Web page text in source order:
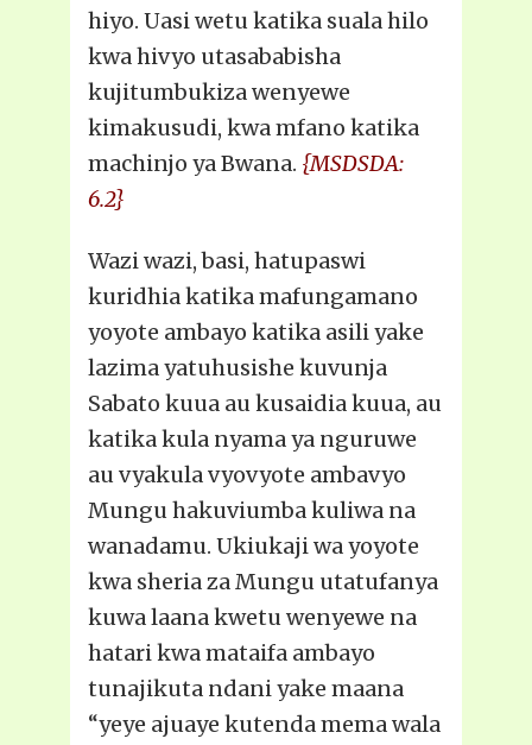
hiyo. Uasi wetu katika suala hilo
kwa hivyo utasababisha
kujitumbukiza wenyewe
kimakusudi, kwa mfano katika
machinjo ya Bwana. {MSDSDA:
6.2}
Wazi wazi, basi, hatupaswi
kuridhia katika mafungamano
yoyote ambayo katika asili yake
lazima yatuhusishe kuvunja
Sabato kuua au kusaidia kuua, au
katika kula nyama ya nguruwe
au vyakula vyovyote ambavyo
Mungu hakuviumba kuliwa na
wanadamu. Ukiukaji wa yoyote
kwa sheria za Mungu utatufanya
kuwa laana kwetu wenyewe na
hatari kwa mataifa ambayo
tunajikuta ndani yake maana
“yeye ajuaye kutenda mema wala